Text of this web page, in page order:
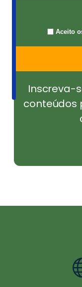
Aceito
Inscreva-
conteúdos